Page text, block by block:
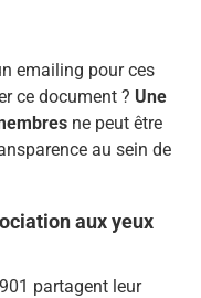
emailing pour ces
ce document ? Une
ne peut être
au sein de
aux yeux
partagent leur